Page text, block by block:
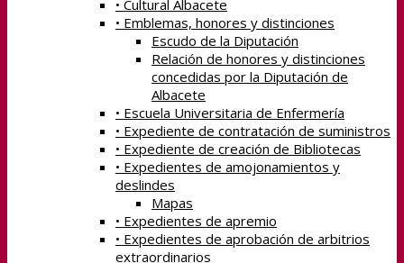
• Cultural Albacete
• Emblemas, honores y distinciones
Escudo de la Diputación
Relación de honores y distinciones
concedidas por la Diputación de
Albacete
• Escuela Universitaria de Enfermería
• Expediente de contratación de suministros
• Expediente de creación de Bibliotecas
• Expedientes de amojonamientos y
deslindes
Mapas
• Expedientes de apremio
• Expedientes de aprobación de arbitrios
extraordinarios